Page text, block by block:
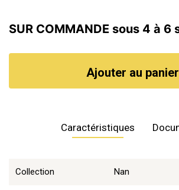
SUR COMMANDE sous 4 à 6
Ajouter au panier
Caractéristiques
Collection Nan